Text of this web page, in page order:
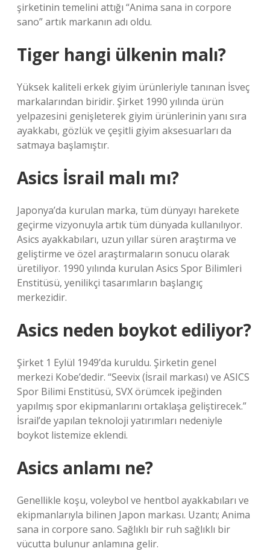
şirketinin temelini attığı “Anima sana in corpore
sano” artık markanın adı oldu.
Tiger hangi ülkenin malı?
Yüksek kaliteli erkek giyim ürünleriyle tanınan İsveç
markalarından biridir. Şirket 1990 yılında ürün
yelpazesini genişleterek giyim ürünlerinin yanı sıra
ayakkabı, gözlük ve çeşitli giyim aksesuarları da
satmaya başlamıştır.
Asics İsrail malı mı?
Japonya’da kurulan marka, tüm dünyayı harekete
geçirme vizyonuyla artık tüm dünyada kullanılıyor.
Asics ayakkabıları, uzun yıllar süren araştırma ve
geliştirme ve özel araştırmaların sonucu olarak
üretiliyor. 1990 yılında kurulan Asics Spor Bilimleri
Enstitüsü, yenilikçi tasarımların başlangıç ​​
merkezidir.
Asics neden boykot ediliyor?
Şirket 1 Eylül 1949’da kuruldu. Şirketin genel
merkezi Kobe’dedir. “Seevix (İsrail markası) ve ASICS
Spor Bilimi Enstitüsü, SVX örümcek ipeğinden
yapılmış spor ekipmanlarını ortaklaşa geliştirecek.”
İsrail’de yapılan teknoloji yatırımları nedeniyle
boykot listemize eklendi.
Asics anlamı ne?
Genellikle koşu, voleybol ve hentbol ayakkabıları ve
ekipmanlarıyla bilinen Japon markası. Uzantı; Anima
sana in corpore sano. Sağlıklı bir ruh sağlıklı bir
vücutta bulunur anlamına gelir.